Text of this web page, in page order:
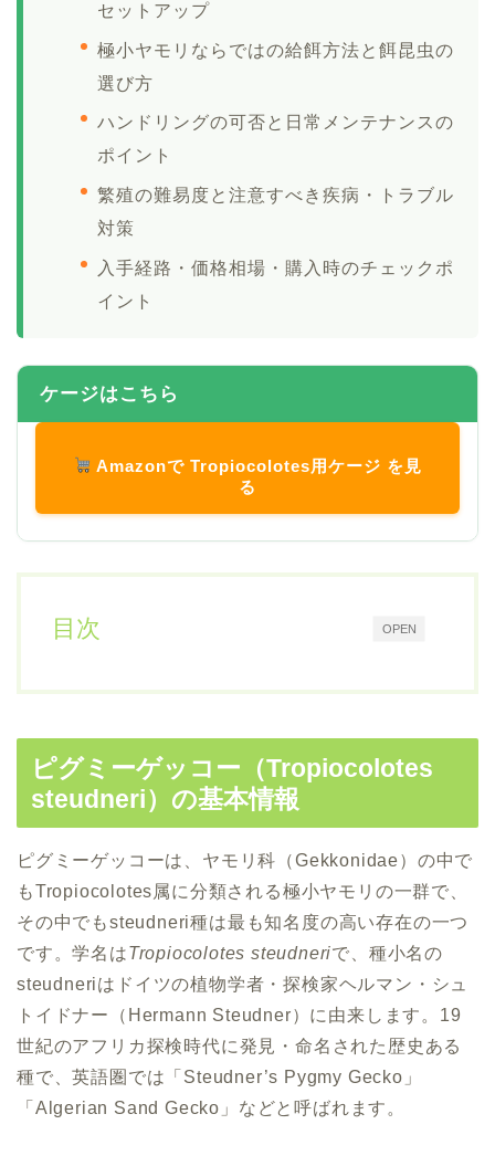
セットアップ
極小ヤモリならではの給餌方法と餌昆虫の
選び方
ハンドリングの可否と日常メンテナンスの
ポイント
繁殖の難易度と注意すべき疾病・トラブル
対策
入手経路・価格相場・購入時のチェックポ
イント
ケージはこちら
Amazonで Tropiocolotes用ケージ を見
る
OPEN
目次
ピグミーゲッコー（Tropiocolotes
steudneri）の基本情報
ピグミーゲッコーは、ヤモリ科（Gekkonidae）の中で
もTropiocolotes属に分類される極小ヤモリの一群で、
その中でもsteudneri種は最も知名度の高い存在の一つ
です。学名はTropiocolotes steudneriで、種小名の
steudneriはドイツの植物学者・探検家ヘルマン・シュ
トイドナー（Hermann Steudner）に由来します。19
世紀のアフリカ探検時代に発見・命名された歴史ある
種で、英語圏では「Steudner’s Pygmy Gecko」
「Algerian Sand Gecko」などと呼ばれます。